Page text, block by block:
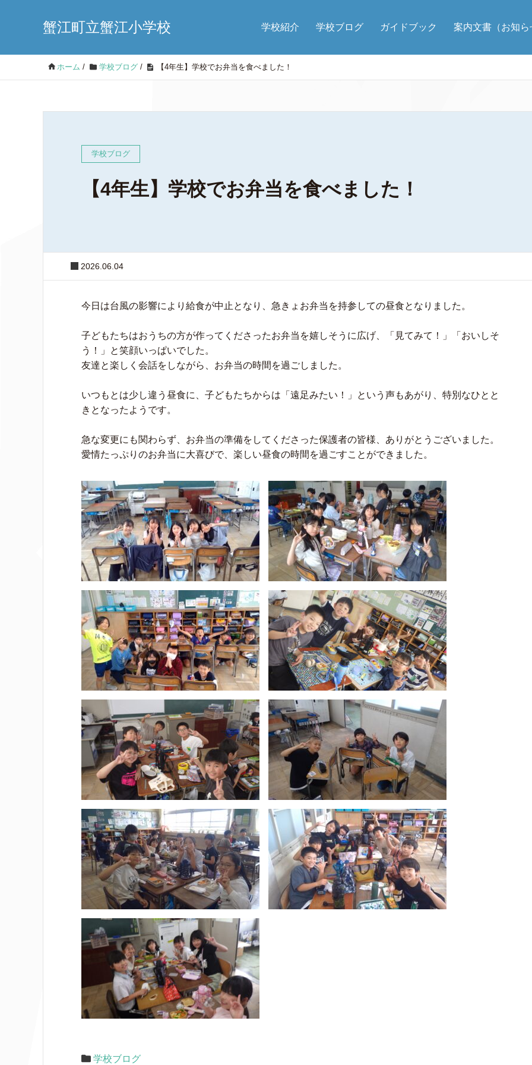
蟹江町立蟹江小学校 学校紹介 学校ブログ ガイドブック 案内文書（お知
ホーム / 学校ブログ / 【4年生】学校でお弁当を食べました！
学校ブログ
【4年生】学校でお弁当を食べました！
2026.06.04
今日は台風の影響により給食が中止となり、急きょお弁当を持参しての昼食となりました。
子どもたちはおうちの方が作ってくださったお弁当を嬉しそうに広げ、「見てみて！」「おいしそ
う！」と笑顔いっぱいでした。
友達と楽しく会話をしながら、お弁当の時間を過ごしました。
いつもとは少し違う昼食に、子どもたちからは「遠足みたい！」という声もあがり、特別なひとと
きとなったようです。
急な変更にも関わらず、お弁当の準備をしてくださった保護者の皆様、ありがとうございました。
愛情たっぷりのお弁当に大喜びで、楽しい昼食の時間を過ごすことができました。
学校ブログ